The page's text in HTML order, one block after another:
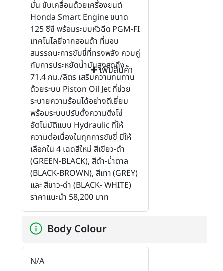
เพิ่มสินค้า
มั่น ขับเคลื่อนด้วยเครื่องยนต์
Honda Smart Engine ขนาด
125 ซีซี พร้อมระบบหัวฉีด PGM-FI
เทคโนโลยีจากฮอนด้า ที่มอบ
สมรรถนะการขับขี่ที่ทรงพลัง ควบคู่
กับการประหยัดน้ำมันสูงสุดถึง
71.4 กม./ลิตร เสริมความทนทาน
ด้วยระบบ Piston Oil Jet ที่ช่วย
ระบายความร้อนได้อย่างดีเยี่ยม
พร้อมระบบปรับตั้งความตึงโซ่
อัตโนมัติแบบ Hydraulic ที่ให้
ความต่อเนื่องในทุกการขับขี่ มีให้
เลือกใน 4 เฉดสีใหม่ สีเขียว-ดำ
(GREEN-BLACK), สีดำ-น้ำตาล
(BLACK-BROWN), สีเทา (GREY)
และ สีขาว-ดำ (BLACK- WHITE)
ราคาแนะนำ 58,200 บาท
Body Colour
N/A